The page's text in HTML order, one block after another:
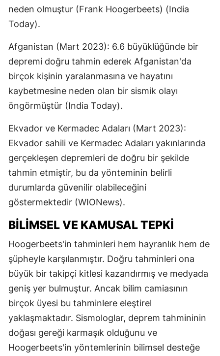
neden olmuştur​ (Frank Hoogerbeets)​​ (India
Today)​.
Afganistan (Mart 2023): 6.6 büyüklüğünde bir
depremi doğru tahmin ederek Afganistan'da
birçok kişinin yaralanmasına ve hayatını
kaybetmesine neden olan bir sismik olayı
öngörmüştür​ (India Today)​.
Ekvador ve Kermadec Adaları (Mart 2023):
Ekvador sahili ve Kermadec Adaları yakınlarında
gerçekleşen depremleri de doğru bir şekilde
tahmin etmiştir, bu da yönteminin belirli
durumlarda güvenilir olabileceğini
göstermektedir​ (WIONews)​.
BILIMSEL VE KAMUSAL TEPKI
Hoogerbeets'in tahminleri hem hayranlık hem de
şüpheyle karşılanmıştır. Doğru tahminleri ona
büyük bir takipçi kitlesi kazandırmış ve medyada
geniş yer bulmuştur. Ancak bilim camiasının
birçok üyesi bu tahminlere eleştirel
yaklaşmaktadır. Sismologlar, deprem tahmininin
doğası gereği karmaşık olduğunu ve
Hoogerbeets'in yöntemlerinin bilimsel desteğe